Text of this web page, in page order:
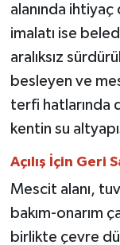
alanında ihtiyaç
imalatı ise
aralıksız
besleyen ve
terfi hatlarında
kentin su
Açılış İçin Geri
Mescit alanı,
bakım-onarım
birlikte çevre